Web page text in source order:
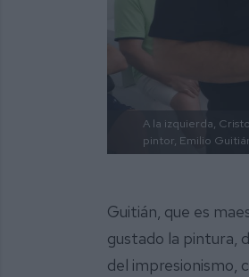
A la izquierda,
pintor, Emilio
Guitián, que es
gustado la pintura,
del impresionismo,